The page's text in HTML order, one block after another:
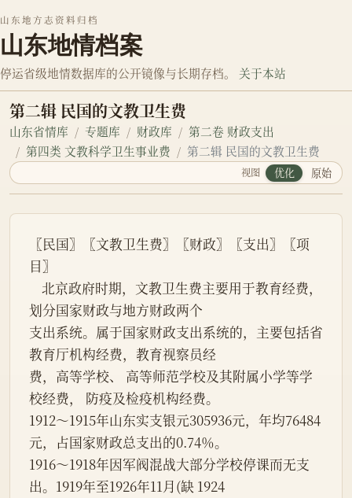
山东地方志资料归档
山东地情档案
停运省级地情数据库的公开镜像与长期存档。 关于本站
第二辑 民国的文教卫生费
山东省情库 专题库 财政库
第二卷 财政支出
第四类 文教科学卫生事业费
第二辑 民国的文教卫生费
视图 优化 原始
〖民国〗〖文教卫生费〗〖财政〗〖支出〗〖项
目〗
划分国家财政与地方财政两个
支出系统。属于国家财政支出系统的，主要包括省
教育厅机构经费，教育视察员经
费，高等学校、 高等师范学校及其附属小学等学
校经费， 防疫及检疫机构经费。
1912～1915年山东实支银元305936元，年均76484
元，占国家财政总支出的0.74％。
1916～1918年因军阀混战大部分学校停课而无支
出。1919年至1926年11月(缺 1924